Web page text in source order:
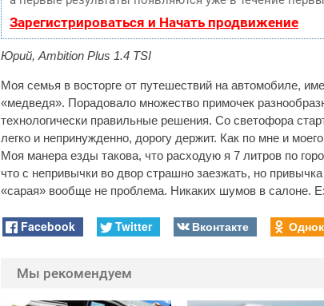
Зарегистрироваться и Начать продвижение
Юрий, Ambition Plus 1.4 TSI
Моя семья в восторге от путешествий на автомобиле,
«медведя». Порадовало множество примочек
технологически правильные решения. Со светофора
легко и непринужденно, дорогу держит. Как по мне и
Моя манера езды такова, что расходую я 7 литров по
что с непривычки во двор страшно заезжать, но
«сарая» вообще не проблема. Никаких шумов в салоне.
Facebook Twitter Вконтакте
Мы рекомендуем